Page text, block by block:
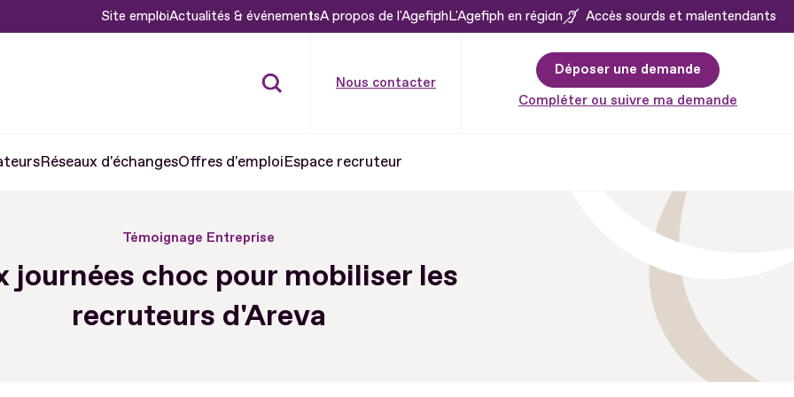
Site emploiActualités & événementsA propos de l'AgefiphL'Agefiph en région Accès sourds et malentendants
Nous contacter
Déposer une demande
Compléter ou suivre ma demande
Réseaux d'échangesOffres d'emploiEspace recruteur
Témoignage Entreprise
journées choc pour mobiliser les
recruteurs d'Areva